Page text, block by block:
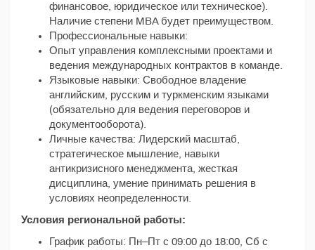
финансовое, юридическое или техническое).
Наличие степени MBA будет преимуществом.
Профессиональные навыки:
Опыт управления комплексными проектами и
ведения международных контрактов в команде.
Языковые навыки: Свободное владение
английским, русским и туркменским языками
(обязательно для ведения переговоров и
документооборота).
Личные качества: Лидерский масштаб,
стратегическое мышление, навыки
антикризисного менеджмента, жесткая
дисциплина, умение принимать решения в
условиях неопределенности.
Условия региональной работы:
График работы: Пн–Пт с 09:00 до 18:00, Сб с